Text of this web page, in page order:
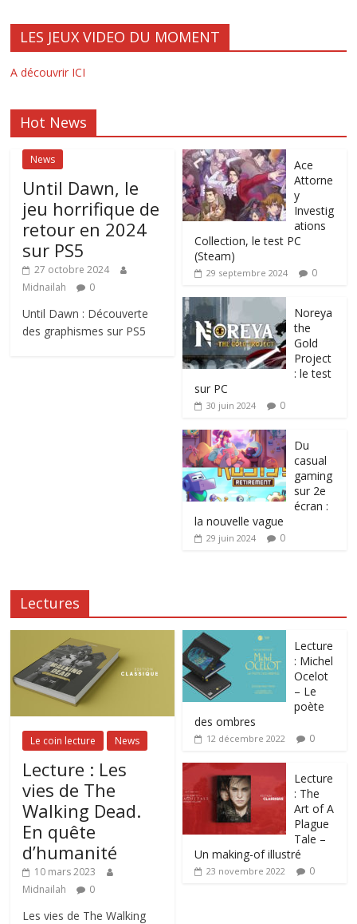
LES JEUX VIDEO DU MOMENT
A découvrir ICI
Hot News
News
Until Dawn, le
jeu horrifique de
retour en 2024
sur PS5
27 octobre 2024
Midnailah
0
Until Dawn : Découverte
des graphismes sur PS5
Ace
Attorne
y
Investig
ations
Collection, le test PC
(Steam)
29 septembre 2024 0
Noreya
the
Gold
Project
: le test
sur PC
30 juin 2024 0
Du
casual
gaming
sur 2e
écran :
la nouvelle vague
29 juin 2024 0
Lectures
Le coin lecture News
Lecture : Les
vies de The
Walking Dead.
En quête
d’humanité
10 mars 2023
Midnailah
0
Les vies de The Walking
Lecture
: Michel
Ocelot
– Le
poète
des ombres
12 décembre 2022 0
Lecture
: The
Art of A
Plague
Tale –
Un making-of illustré
23 novembre 2022 0